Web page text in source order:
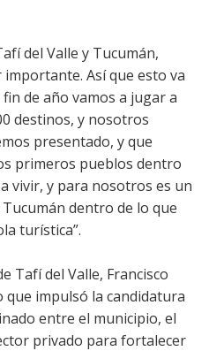
del Valle y Tucumán,
Así que esto va
de año vamos a jugar a
destinos, y nosotros
presentado, y que
primeros pueblos dentro
vivir, y para nosotros es un
dentro de lo que
turística”.
Tafí del Valle, Francisco
que impulsó la candidatura
entre el municipio, el
privado para fortalecer